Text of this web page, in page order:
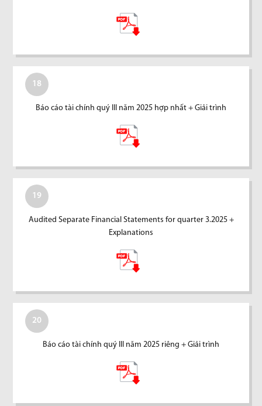
18
Báo cáo tài chính quý III năm 2025 hợp nhất + Giải trình
19
Audited Separate Financial Statements for quarter 3.2025 +
Explanations
20
Báo cáo tài chính quý III năm 2025 riêng + Giải trình